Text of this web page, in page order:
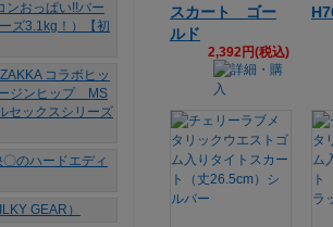
スカート ゴー
ルド
2,392円(税込)